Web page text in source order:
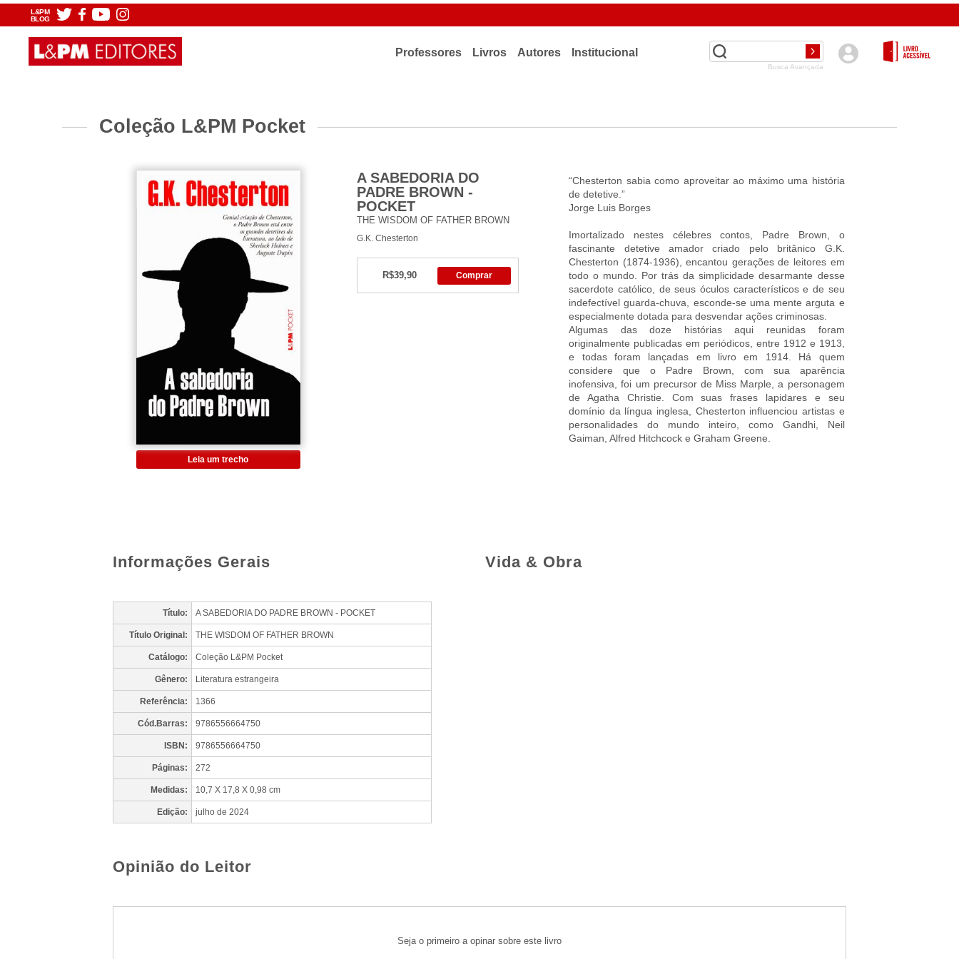
L&PM
BLOG
Professores Livros
L&PM E-Books
Lançamentos
Próximos Lançamentos
Reedições Importantes
Autores Institucional
Pró-Biblioteca
Cadastre-se
Busca Avançada
Coleção L&PM Pocket
Leia um trecho
A SABEDORIA DO
PADRE BROWN -
POCKET
THE WISDOM OF FATHER BROWN
G.K. Chesterton
R$39,90 Comprar
“Chesterton sabia como aproveitar ao máximo uma história
de detetive.”
Jorge Luis Borges
Imortalizado nestes célebres contos, Padre Brown, o
fascinante detetive amador criado pelo britânico G.K.
Chesterton (1874-1936), encantou gerações de leitores em
todo o mundo. Por trás da simplicidade desarmante desse
sacerdote católico, de seus óculos característicos e de seu
indefectível guarda-chuva, esconde-se uma mente arguta e
especialmente dotada para desvendar ações criminosas.
Algumas das doze histórias aqui reunidas foram
originalmente publicadas em periódicos, entre 1912 e 1913,
e todas foram lançadas em livro em 1914. Há quem
considere que o Padre Brown, com sua aparência
inofensiva, foi um precursor de Miss Marple, a personagem
de Agatha Christie. Com suas frases lapidares e seu
domínio da língua inglesa, Chesterton influenciou artistas e
personalidades do mundo inteiro, como Gandhi, Neil
Gaiman, Alfred Hitchcock e Graham Greene.
Informações Gerais
Título: A SABEDORIA DO PADRE BROWN - POCKET
Título Original: THE WISDOM OF FATHER BROWN
Catálogo: Coleção L&PM Pocket
Gênero: Literatura estrangeira
Referência: 1366
Cód.Barras: 9786556664750
ISBN: 9786556664750
Páginas: 272
Medidas: 10,7 X 17,8 X 0,98 cm
Edição: julho de 2024
Vida & Obra
Opinião do Leitor
Seja o primeiro a opinar sobre este livro